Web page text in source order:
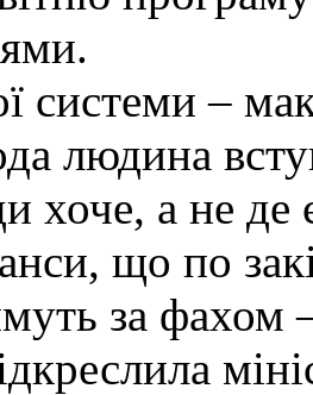
системи –
людина
хоче, а не
що по
за фахом